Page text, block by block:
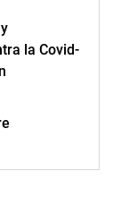
la Covid-